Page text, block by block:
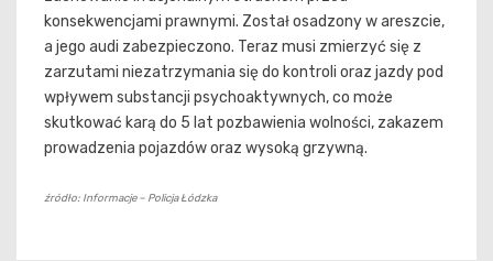
konsekwencjami prawnymi. Został osadzony w areszcie,
a jego audi zabezpieczono. Teraz musi zmierzyć się z
zarzutami niezatrzymania się do kontroli oraz jazdy pod
wpływem substancji psychoaktywnych, co może
skutkować karą do 5 lat pozbawienia wolności, zakazem
prowadzenia pojazdów oraz wysoką grzywną.
źródło: Informacje – Policja Łódzka